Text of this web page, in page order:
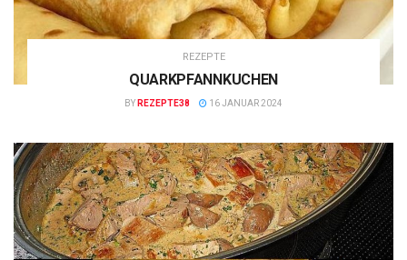
REZEPTE
QUARKPFANNKUCHEN
BY REZEPTE38 16 JANUAR 2024